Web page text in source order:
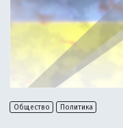
Общество Политика